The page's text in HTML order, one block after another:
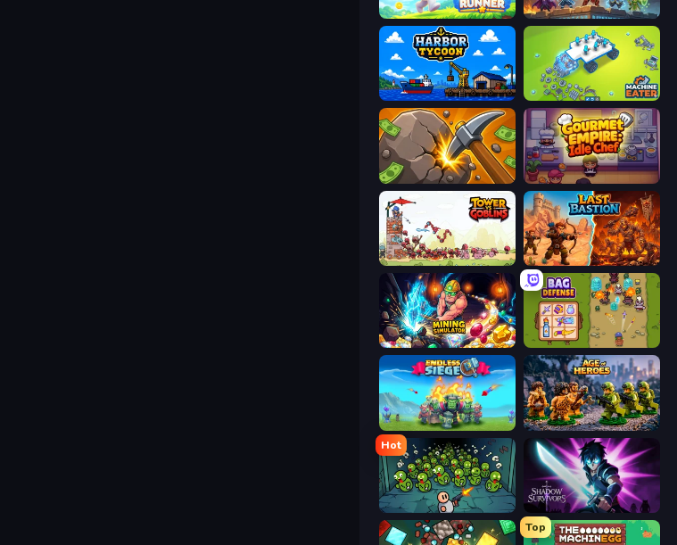
Idle Clicker Runner Wall Wars
Harbor Tycoon Machine Eater
Mine Clicker Gourmet Empire: Idle Chef
Tower vs Goblins Last Bastion
Mining Simulator Bag Defense
Endless Siege Age of Heroes
Hot
Base Defence Shadow Survivors
Top